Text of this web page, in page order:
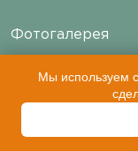
Фотогалерея
Отзывы
Вопросы и
Мы используем